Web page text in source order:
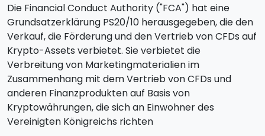
Die Financial Conduct Authority ("FCA") hat eine
Grundsatzerklärung PS20/10 herausgegeben, die den
Verkauf, die Förderung und den Vertrieb von CFDs auf
Krypto-Assets verbietet. Sie verbietet die
Verbreitung von Marketingmaterialien im
Zusammenhang mit dem Vertrieb von CFDs und
anderen Finanzprodukten auf Basis von
Kryptowährungen, die sich an Einwohner des
Vereinigten Königreichs richten